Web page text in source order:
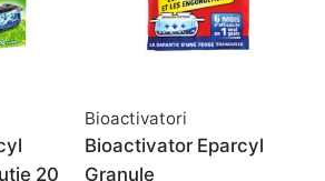
20
Bioactivatori
Bioactivator Eparcyl
Granule